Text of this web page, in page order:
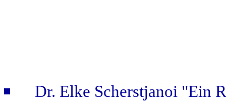
Dr. Elke Scherstjanoi "Ein